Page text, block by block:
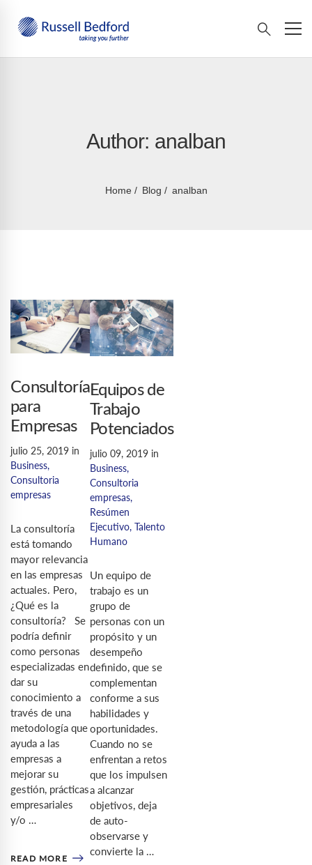
Author: analban
Home Blog analban
Consultoría
para
Empresas
julio 25, 2019 in
Business,
Consultoria
empresas
La consultoría
está tomando
mayor relevancia
en las empresas
actuales. Pero,
¿Qué es la
consultoría? Se
podría definir
como personas
especializadas en
dar su
conocimiento a
través de una
metodología que
ayuda a las
empresas a
mejorar su
gestión, prácticas
empresariales
y/o …
READ MORE
Equipos de
Trabajo
Potenciados
julio 09, 2019 in
Business,
Consultoria
empresas,
Resúmen
Ejecutivo,Talento
Humano
Un equipo de
trabajo es un
grupo de
personas con un
propósito y un
desempeño
definido, que se
complementan
conforme a sus
habilidades y
oportunidades.
Cuando no se
enfrentan a retos
que los impulsen
a alcanzar
objetivos, deja
de auto-
observarse y
convierte la …